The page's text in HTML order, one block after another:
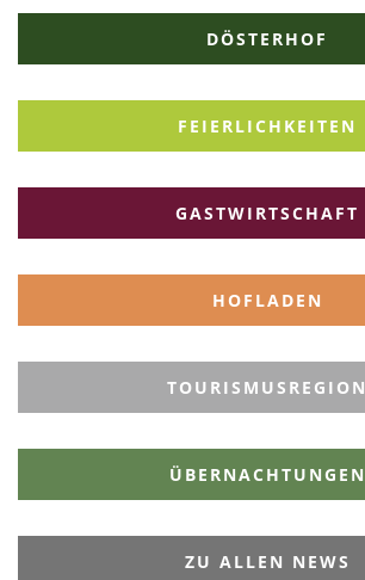
DÖSTERHOF
FEIERLICHKEITEN
GASTWIRTSCHAFT
HOFLADEN
TOURISMUSREGION
ÜBERNACHTUNGEN
ZU ALLEN NEWS